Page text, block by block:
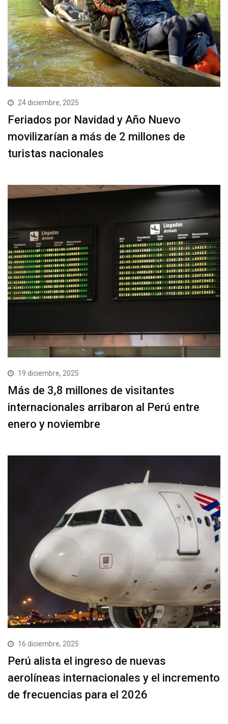
24 diciembre, 2025
Feriados por Navidad y Año Nuevo
movilizarían a más de 2 millones de
turistas nacionales
19 diciembre, 2025
Más de 3,8 millones de visitantes
internacionales arribaron al Perú entre
enero y noviembre
16 diciembre, 2025
Perú alista el ingreso de nuevas
aerolíneas internacionales y el incremento
de frecuencias para el 2026